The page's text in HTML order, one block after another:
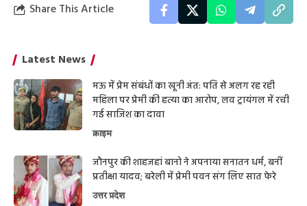
Share This Article
Latest News
मऊ में प्रेम संबंधों का खूनी अंत: पति से अलग रह रही
महिला पर प्रेमी की हत्या का आरोप, लव ट्रायंगल में रची
गई साजिश का दावा
क्राइम
जौनपुर की शाहजहां बानो ने अपनाया सनातन धर्म, बनीं
प्रतीक्षा यादव; बरेली में प्रेमी पवन संग लिए सात फेरे
उत्तर प्रदेश